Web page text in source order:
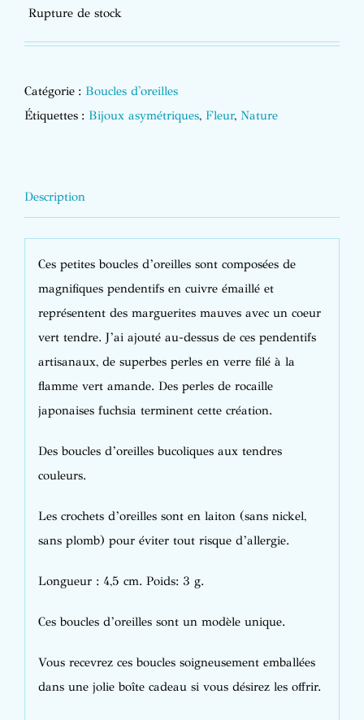
Rupture de stock
Catégorie : Boucles d'oreilles
Étiquettes : Bijoux asymétriques, Fleur, Nature
Description
Ces petites boucles d’oreilles sont composées de
magnifiques pendentifs en cuivre émaillé et
représentent des marguerites mauves avec un coeur
vert tendre. J’ai ajouté au-dessus de ces pendentifs
artisanaux, de superbes perles en verre filé à la
flamme vert amande. Des perles de rocaille
japonaises fuchsia terminent cette création.
Des boucles d’oreilles bucoliques aux tendres
couleurs.
Les crochets d’oreilles sont en laiton (sans nickel,
sans plomb) pour éviter tout risque d’allergie.
Longueur : 4,5 cm. Poids: 3 g.
Ces boucles d’oreilles sont un modèle unique.
Vous recevrez ces boucles soigneusement emballées
dans une jolie boîte cadeau si vous désirez les offrir.